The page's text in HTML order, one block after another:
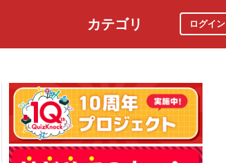
カテゴリ ログイン